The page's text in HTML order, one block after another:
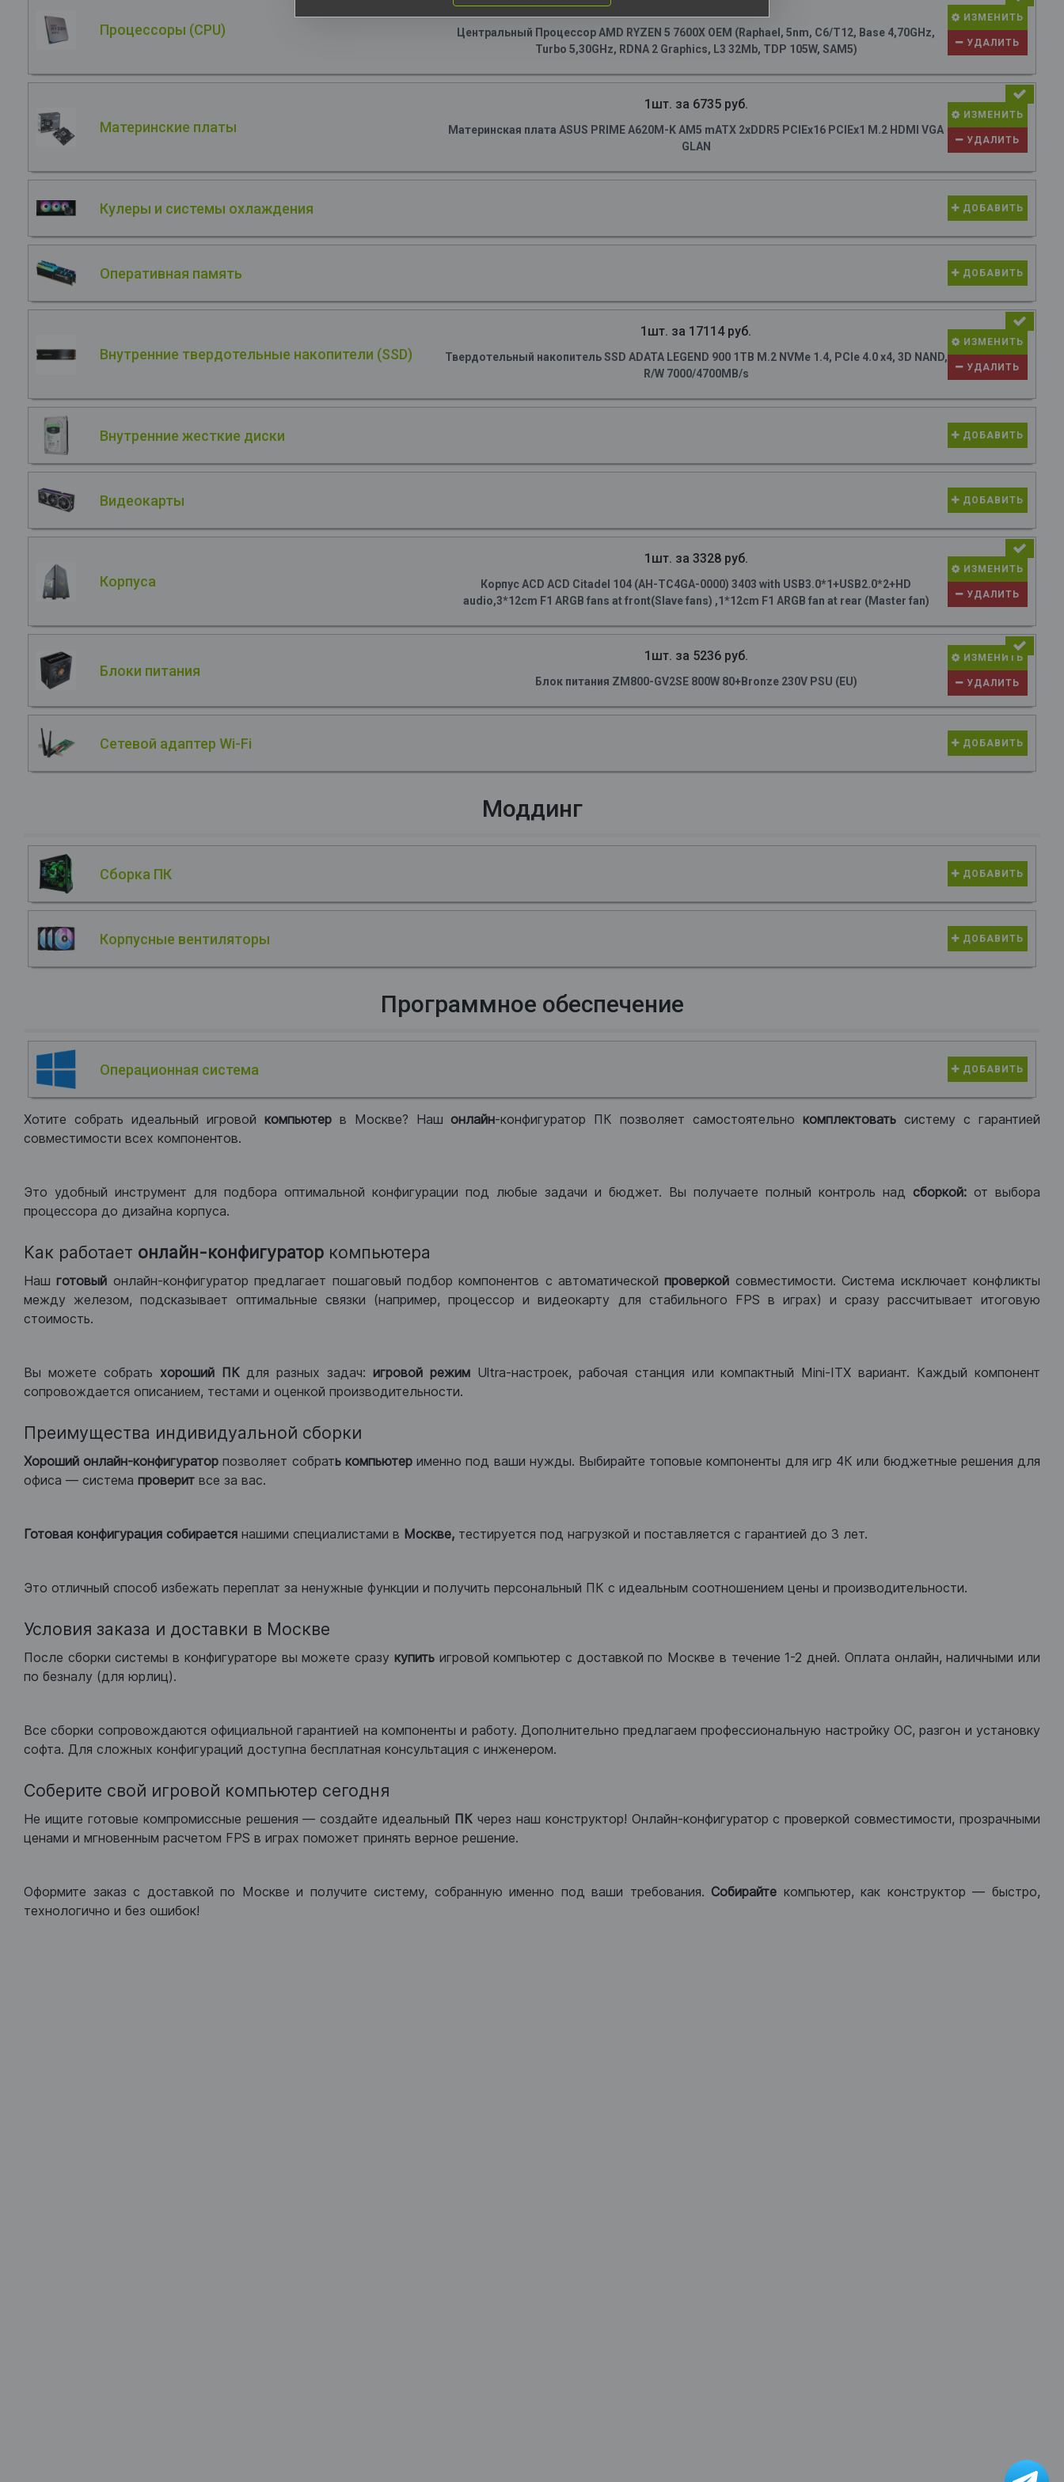
Процессоры (CPU)
Центральный Процессор AMD RYZEN 5 7600X OEM (Raphael, 5nm, C6/T12, Base 4,70GHz,
Turbo 5,30GHz, RDNA 2 Graphics, L3 32Mb, TDP 105W, SAM5)
ИЗМЕНИТЬ
УДАЛИТЬ
Материнские платы
1шт. за 6735 руб.
Материнская плата ASUS PRIME A620M-K AM5 mATX 2xDDR5 PCIEx16 PCIEx1 M.2 HDMI VGA
GLAN
ИЗМЕНИТЬ
УДАЛИТЬ
Кулеры и системы охлаждения ДОБАВИТЬ
Оперативная память ДОБАВИТЬ
Внутренние твердотельные накопители (SSD)
1шт. за 17114 руб.
Твердотельный накопитель SSD ADATA LEGEND 900 1TB M.2 NVMe 1.4, PCIe 4.0 x4, 3D NAND,
R/W 7000/4700MB/s
ИЗМЕНИТЬ
УДАЛИТЬ
Внутренние жесткие диски ДОБАВИТЬ
Видеокарты ДОБАВИТЬ
Корпуса
1шт. за 3328 руб.
Корпус ACD ACD Citadel 104 (AH-TC4GA-0000) 3403 with USB3.0*1+USB2.0*2+HD
audio,3*12cm F1 ARGB fans at front(Slave fans) ,1*12cm F1 ARGB fan at rear (Master fan)
ИЗМЕНИТЬ
УДАЛИТЬ
Блоки питания
1шт. за 5236 руб.
Блок питания ZM800-GV2SE 800W 80+Bronze 230V PSU (EU)
ИЗМЕНИТЬ
УДАЛИТЬ
Сетевой адаптер Wi-Fi ДОБАВИТЬ
Моддинг
Сборка ПК ДОБАВИТЬ
Корпусные вентиляторы ДОБАВИТЬ
Программное обеспечение
Операционная система ДОБАВИТЬ
Хотите собрать идеальный игровой компьютер в Москве? Нашонлайн-конфигуратор ПК позволяет самостоятельно комплектоватьсистему с гарантией
совместимости всех компонентов.
Это удобный инструмент для подбора оптимальной конфигурации под любые задачи и бюджет. Вы получаете полный контроль над сборкой: от выбора
процессора до дизайна корпуса.
Как работает онлайн-конфигуратор компьютера
Нашготовый онлайн-конфигуратор предлагает пошаговый подбор компонентов с автоматическойпроверкой совместимости. Система исключает конфликты
между железом, подсказывает оптимальные связки (например, процессор и видеокарту для стабильного FPS в играх) и сразу рассчитывает итоговую
стоимость.
Вы можете собрать хороший ПКдля разных задач:игровой режим Ultra-настроек, рабочая станция или компактный Mini-ITX вариант. Каждый компонент
сопровождается описанием, тестами и оценкой производительности.
Преимущества индивидуальной сборки
Хороший онлайн-конфигуратор позволяет собрать компьютерименно под ваши нужды. Выбирайте топовые компоненты для игр 4К или бюджетные решения для
офиса — система проверит все за вас.
Готовая конфигурация собирается нашими специалистами в Москве, тестируется под нагрузкой и поставляется с гарантией до 3 лет.
Это отличный способ избежать переплат за ненужные функции и получить персональный ПК с идеальным соотношением цены и производительности.
Условия заказа и доставки в Москве
После сборки системы в конфигураторе вы можете сразу купитьигровой компьютер с доставкой по Москве в течение 1-2 дней. Оплата онлайн, наличными или
по безналу (для юрлиц).
Все сборки сопровождаются официальной гарантией на компоненты и работу. Дополнительно предлагаем профессиональную настройку ОС, разгон и установку
софта. Для сложных конфигураций доступна бесплатная консультация с инженером.
Соберите свой игровой компьютер сегодня
Не ищите готовые компромиссные решения — создайте идеальный ПК через наш конструктор! Онлайн-конфигуратор с проверкой совместимости, прозрачными
ценами и мгновенным расчетом FPS в играх поможет принять верное решение.
Оформите заказ с доставкой по Москве и получите систему, собранную именно под ваши требования.Собирайте компьютер, как конструктор — быстро,
технологично и без ошибок!